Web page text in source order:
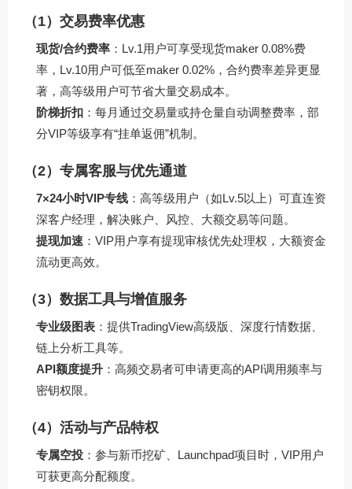
（1）交易费率优惠
现货/合约费率 ：Lv.1用户可享受现货maker 0.08%费
率，Lv.10用户可低至maker 0.02%，合约费率差异更显
著，高等级用户可节省大量交易成本。
阶梯折扣 ：每月通过交易量或持仓量自动调整费率，部
分VIP等级享有“挂单返佣”机制。
（2）专属客服与优先通道
7×24小时VIP专线 ：高等级用户（如Lv.5以上）可直连资
深客户经理，解决账户、风控、大额交易等问题。
提现加速 ：VIP用户享有提现审核优先处理权，大额资金
流动更高效。
（3）数据工具与增值服务
专业级图表 ：提供TradingView高级版、深度行情数据、
链上分析工具等。
API额度提升 ：高频交易者可申请更高的API调用频率与
密钥权限。
（4）活动与产品特权
专属空投 ：参与新币挖矿、Launchpad项目时，VIP用户
可获更高分配额度。